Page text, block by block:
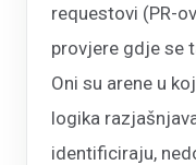
requestovi (PR-
provjere gdje se
Oni su arene u
logika
identificiraju,